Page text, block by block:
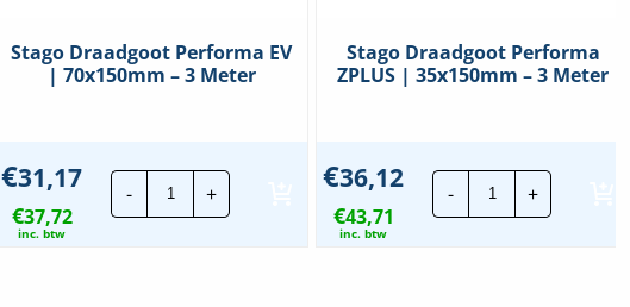
Stago Draadgoot Performa EV
| 70x150mm – 3 Meter
€31,17
€37,72
inc. btw
-
Stago
Draadgoot
Performa
+
Stago Draadgoot Performa
ZPLUS | 35x150mm – 3 Meter
€36,12
€43,71
inc. btw
-
Stago
Draadgoot
Performa
+